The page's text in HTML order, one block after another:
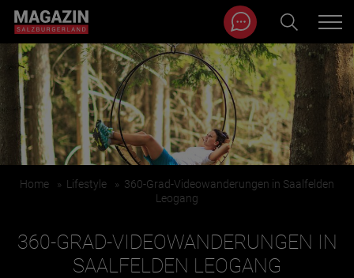
Zum Inhalt springen
BEITRÄGE IN MEINER NÄHE
Magazin durchsuchen...
Home » Lifestyle » 360-Grad-Videowanderungen in Saalfelden
Leogang
360-GRAD-VIDEOWANDERUNGEN IN
SAALFELDEN LEOGANG